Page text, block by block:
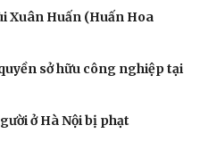
Xuân Huấn (Huấn Hoa
sở hữu công nghiệp tại
ở Hà Nội bị phạt